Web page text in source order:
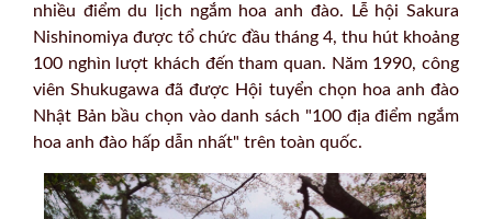
nhiều điểm du lịch ngắm hoa anh đào. Lễ hội Sakura
Nishinomiya được tổ chức đầu tháng 4, thu hút khoảng
100 nghìn lượt khách đến tham quan. Năm 1990, công
viên Shukugawa đã được Hội tuyển chọn hoa anh đào
Nhật Bản bầu chọn vào danh sách "100 địa điểm ngắm
hoa anh đào hấp dẫn nhất" trên toàn quốc.